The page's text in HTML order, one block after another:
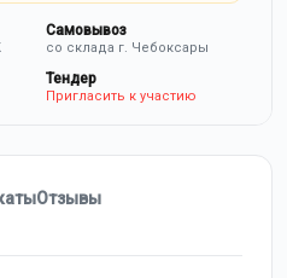
Самовывоз
со склада г. Чебоксары
Тендер
Пригласить к участию
Отзывы